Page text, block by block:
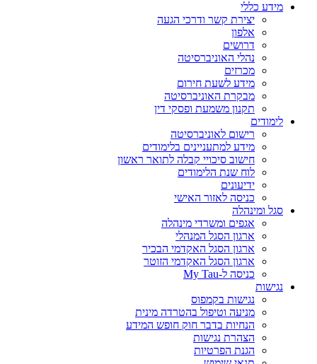
מידע כללי
יצירת קשר ודרכי הגעה
אלפון
דרושים
נהלי האוניברסיטה
מכרזים
מידע לשעת חירום
מבקרת האוניברסיטה
תקנון משמעת ופסקי דין
לימודים
רישום לאוניברסיטה
מידע למתעניינים בלימודים
חישוב סיכויי קבלה לתואר ראשון
לוח שנת הלימודים
ידיעונים
כניסה לאזור האישי
סגל ומינהלה
אגפים ומשרדי מינהלה
ארגון הסגל המנהלי
ארגון הסגל האקדמי הבכיר
ארגון הסגל האקדמי הזוטר
כניסה ל-My Tau
נגישות
נגישות בקמפוס
מניעה וטיפול בהטרדה מינית
הנחיות בדבר חוק חופש המידע
הצהרת נגישות
הגנת הפרטיות